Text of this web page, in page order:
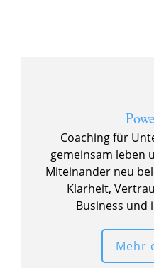
Coaching für
gemeinsam leben
Miteinander neu
Klarheit,
Business und
Mehr